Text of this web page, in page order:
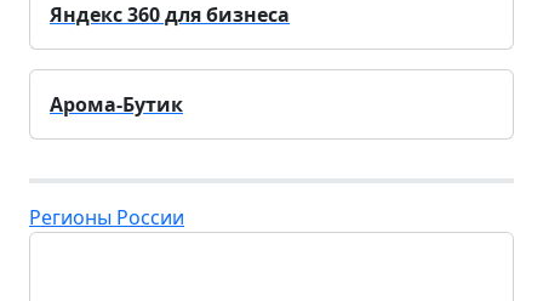
Яндекс 360 для бизнеса
Арома-Бутик
Регионы России